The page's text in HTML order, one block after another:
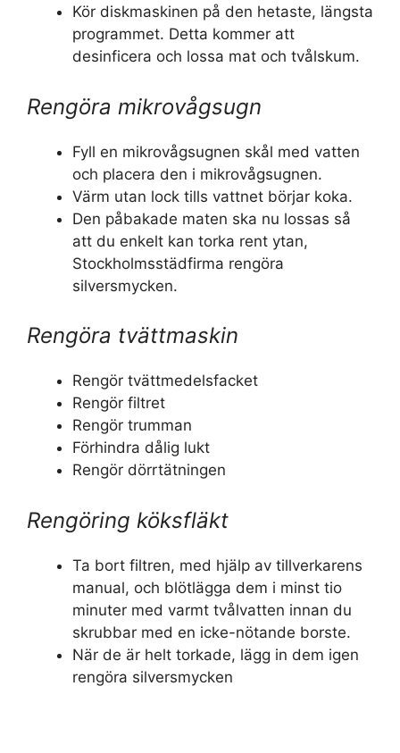
Kör diskmaskinen på den hetaste, längsta
programmet. Detta kommer att
desinficera och lossa mat och tvålskum.
Rengöra mikrovågsugn
Fyll en mikrovågsugnen skål med vatten
och placera den i mikrovågsugnen.
Värm utan lock tills vattnet börjar koka.
Den påbakade maten ska nu lossas så
att du enkelt kan torka rent ytan,
Stockholmsstädfirma rengöra
silversmycken.
Rengöra tvättmaskin
Rengör tvättmedelsfacket
Rengör filtret
Rengör trumman
Förhindra dålig lukt
Rengör dörrtätningen
Rengöring köksfläkt
Ta bort filtren, med hjälp av tillverkarens
manual, och blötlägga dem i minst tio
minuter med varmt tvålvatten innan du
skrubbar med en icke-nötande borste.
När de är helt torkade, lägg in dem igen
rengöra silversmycken